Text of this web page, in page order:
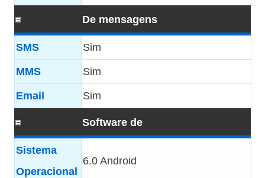
De mensagens
SMS Sim
MMS Sim
Email Sim
Software de
Sistema
Operacional
6.0 Android